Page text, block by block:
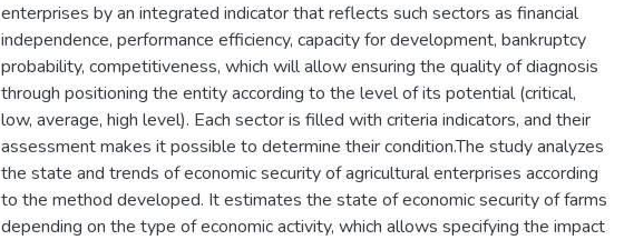
enterprises by an integrated indicator that reflects such sectors as financial
independence, performance efficiency, capacity for development, bankruptcy
probability, competitiveness, which will allow ensuring the quality of diagnosis
through positioning the entity according to the level of its potential (critical,
low, average, high level). Each sector is filled with criteria indicators, and their
assessment makes it possible to determine their condition.The study analyzes
the state and trends of economic security of agricultural enterprises according
to the method developed. It estimates the state of economic security of farms
depending on the type of economic activity, which allows specifying the impact